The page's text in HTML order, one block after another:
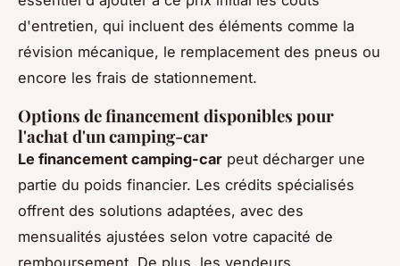
d'entretien, qui incluent des éléments comme la
révision mécanique, le remplacement des pneus ou
encore les frais de stationnement.
Options de financement disponibles pour
l'achat d'un camping-car
Le financement camping-car peut décharger une
partie du poids financier. Les crédits spécialisés
offrent des solutions adaptées, avec des
mensualités ajustées selon votre capacité de
remboursement. De plus, les vendeurs